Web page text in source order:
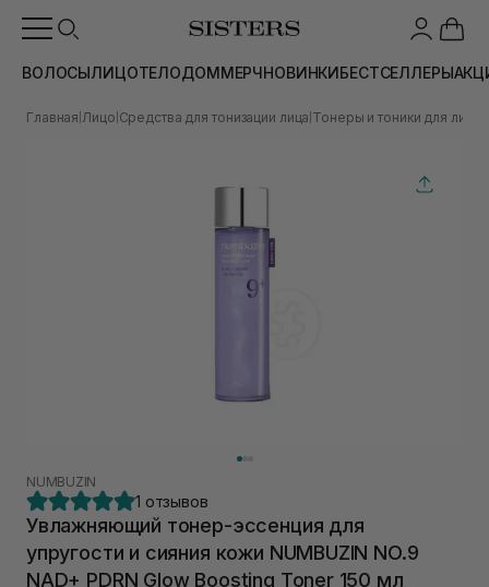
ВОЛОСЫЛИЦОТЕЛОДОММЕРЧНОВИНКИБЕСТСЕЛЛЕРЫ
Главная Лицо Средства для тонизации лица Тонеры и тоники для лица
NUMBUZIN
1 отзывов
Увлажняющий тонер-эссенция для
упругости и сияния кожи NUMBUZIN NO.9
NAD+ PDRN Glow Boosting Toner 150 мл